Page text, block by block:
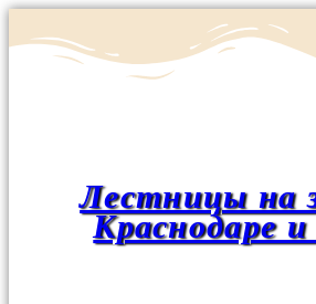
Лестницы на
Краснодаре